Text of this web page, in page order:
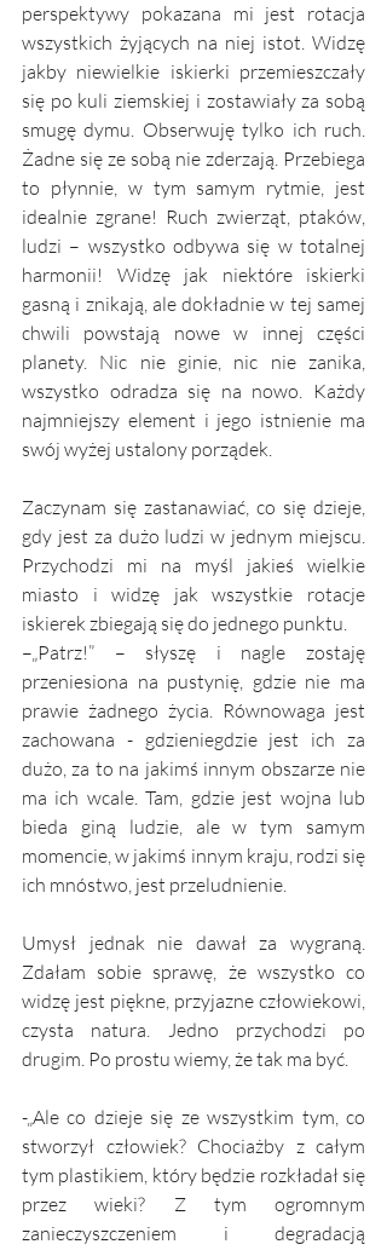
perspektywy pokazana mi jest rotacja
wszystkich żyjących na niej istot. Widzę
jakby niewielkie iskierki przemieszczały
się po kuli ziemskiej i zostawiały za sobą
smugę dymu. Obserwuję tylko ich ruch.
Żadne się ze sobą nie zderzają. Przebiega
to płynnie, w tym samym rytmie, jest
idealnie zgrane! Ruch zwierząt, ptaków,
ludzi – wszystko odbywa się w totalnej
harmonii! Widzę jak niektóre iskierki
gasną i znikają, ale dokładnie w tej samej
chwili powstają nowe w innej części
planety. Nic nie ginie, nic nie zanika,
wszystko odradza się na nowo. Każdy
najmniejszy element i jego istnienie ma
swój wyżej ustalony porządek.
Zaczynam się zastanawiać, co się dzieje,
gdy jest za dużo ludzi w jednym miejscu.
Przychodzi mi na myśl jakieś wielkie
miasto i widzę jak wszystkie rotacje
iskierek zbiegają się do jednego punktu.
–„Patrz!” – słyszę i nagle zostaję
przeniesiona na pustynię, gdzie nie ma
prawie żadnego życia. Równowaga jest
zachowana - gdzieniegdzie jest ich za
dużo, za to na jakimś innym obszarze nie
ma ich wcale. Tam, gdzie jest wojna lub
bieda giną ludzie, ale w tym samym
momencie, w jakimś innym kraju, rodzi się
ich mnóstwo, jest przeludnienie.
Umysł jednak nie dawał za wygraną.
Zdałam sobie sprawę, że wszystko co
widzę jest piękne, przyjazne człowiekowi,
czysta natura. Jedno przychodzi po
drugim. Po prostu wiemy, że tak ma być.
-„Ale co dzieje się ze wszystkim tym, co
stworzył człowiek? Chociażby z całym
tym plastikiem, który będzie rozkładał się
przez wieki? Z tym ogromnym
zanieczyszczeniem i degradacją